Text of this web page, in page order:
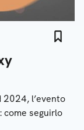
2024, l’evento
come seguirlo